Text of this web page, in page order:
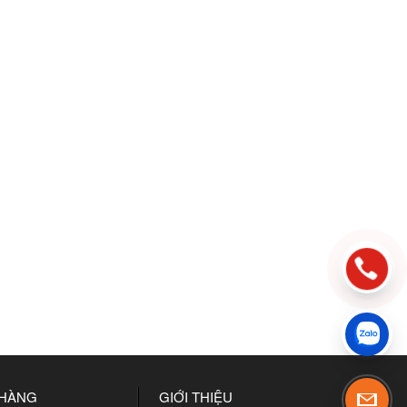
GIỚI THIỆU